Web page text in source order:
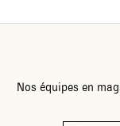
Nos équipes en